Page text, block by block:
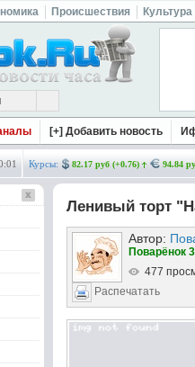
Происшествия Культура
[+] Добавить новость
:01 Курсы: 82.17 руб (+0.76) 94.84
Ленивый торт
Автор:
Поварёнок
477
Распечатать